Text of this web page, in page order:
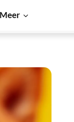
Meer